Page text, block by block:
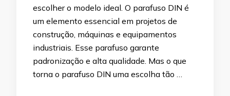
escolher o modelo ideal. O parafuso DIN é
um elemento essencial em projetos de
construção, máquinas e equipamentos
industriais. Esse parafuso garante
padronização e alta qualidade. Mas o que
torna o parafuso DIN uma escolha tão …